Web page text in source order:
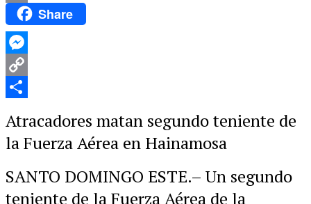
Email Share
Messenger
Copy
Atracadores matan segundo teniente de
la Fuerza Aérea en Hainamosa
SANTO DOMINGO ESTE.– Un segundo
teniente de la Fuerza Aérea de la